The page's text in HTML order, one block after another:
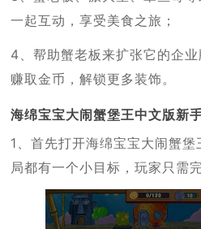
一起互动，享受美食之旅；
4、帮助蟹老板来扩张它的企
赚取金币，解锁更多装饰。
海绵宝宝大闹蟹堡王中文版新
1、首先打开海绵宝宝大闹蟹
局都有一个小目标，玩家只需